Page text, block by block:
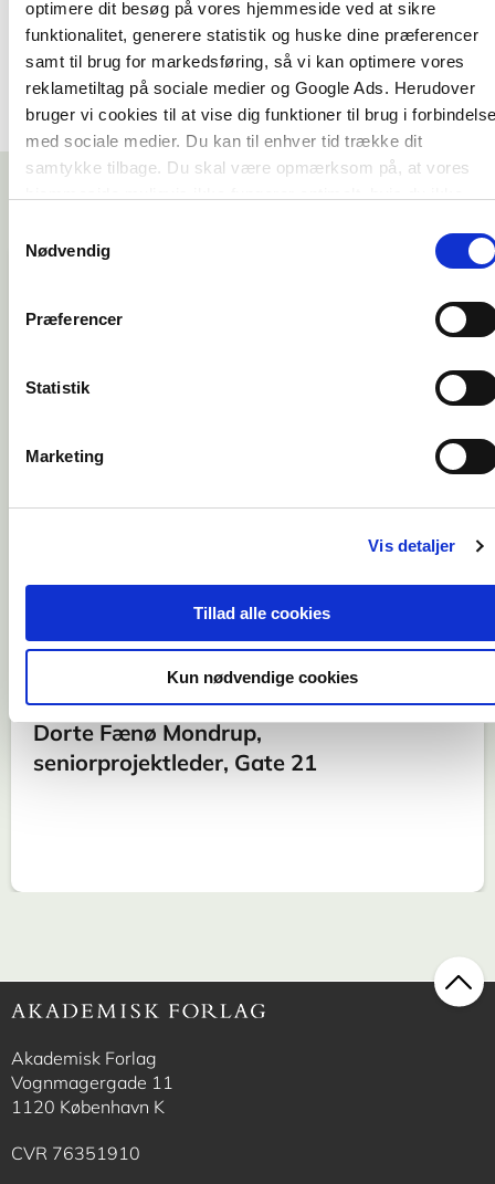
optimere dit besøg på vores hjemmeside ved at sikre
funktionalitet, generere statistik og huske dine præferencer
samt til brug for markedsføring, så vi kan optimere vores
reklametiltag på sociale medier og Google Ads. Herudover
bruger vi cookies til at vise dig funktioner til brug i
med sociale medier. Du kan til enhver tid trække dit
samtykke tilbage. Du skal være opmærksom på, at vores
Nødvendig
Præferencer
Statistik
Marketing
Vis detaljer
Tillad alle cookies
Kun nødvendige cookies
teoretiske perspektiver og
konkrete eksempler er et oplagt
og inspirerende afsæt for vores
fra plan til handling og kaste
sig ud i rollen som
handlingsorienteret katalysator
af lokal omstilling.
Dorte Fænø Mondrup,
seniorprojektleder, Gate 21
Akademisk Forlag
Vognmagergade 11
1120 København K
CVR 76351910